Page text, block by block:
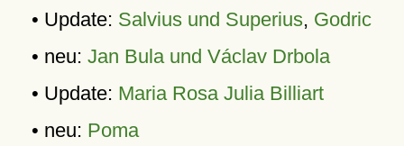
• Update: Salvius und Superius, Godric
• neu: Jan Bula und Václav Drbola
• Update: Maria Rosa Julia Billiart
• neu: Poma